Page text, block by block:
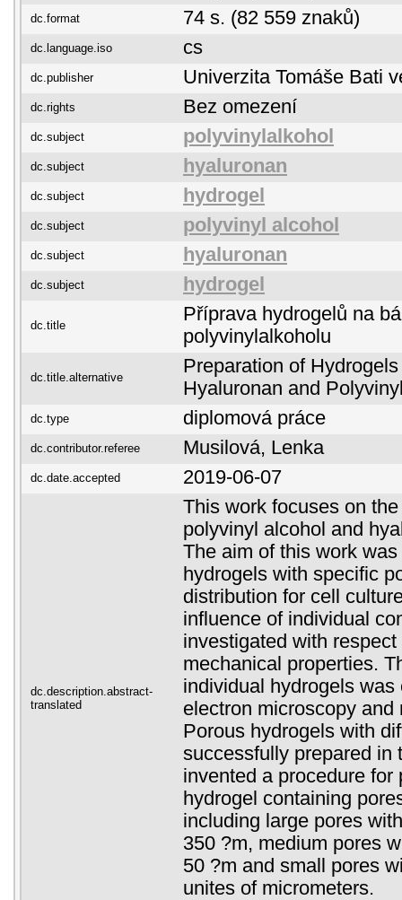
dc.format 74 s. (82 559 znaků)
dc.language.iso cs
dc.publisher Univerzita Tomáše Bati
dc.rights Bez omezení
dc.subject polyvinylalkohol
dc.subject hyaluronan
dc.subject hydrogel
dc.subject polyvinyl alcohol
dc.subject hyaluronan
dc.subject hydrogel
dc.title
Příprava hydrogelů na
polyvinylalkoholu
dc.title.alternative
Preparation of
Hyaluronan and
dc.type diplomová práce
dc.contributor.referee Musilová, Lenka
dc.date.accepted 2019-06-07
dc.description.abstract-
translated
This work focuses on
polyvinyl alcohol and
The aim of this work
hydrogels with specific
distribution for cell
influence of individual
investigated with
mechanical properties.
individual hydrogels was
electron microscopy and
Porous hydrogels with
successfully prepared in
invented a procedure for
hydrogel containing
including large pores
350 ?m, medium pores
50 ?m and small pores
unites of micrometers.